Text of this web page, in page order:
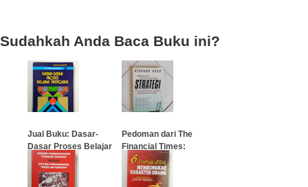
Sudahkah Anda Baca Buku ini?
Jual Buku: Dasar-
Dasar Proses Belajar
Mengajar
Pedoman dari The
Financial Times:
Strategi